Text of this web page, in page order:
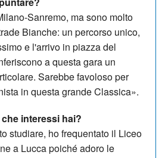
Sanremo, ma sono molto
Bianche: un percorso unico,
e l'arrivo in piazza del
a questa gara un
Sarebbe favoloso per
in questa grande Classica».
interessi hai?
studiare, ho frequentato il Liceo
a Lucca poiché adoro le